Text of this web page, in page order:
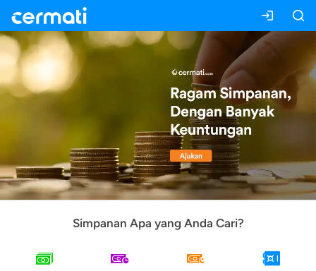
Simpanan Apa yang Anda Cari?